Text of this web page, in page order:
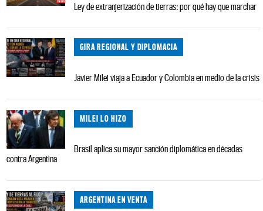
Ley de extranjerización de tierras: por qué hay que marchar
GIRA REGIONAL Y DIPLOMACIA
Javier Milei viaja a Ecuador y Colombia en medio de la crisis
MILEI LO HIZO
Brasil aplica su mayor sanción diplomática en décadas
contra Argentina
ARGENTINA EN VENTA